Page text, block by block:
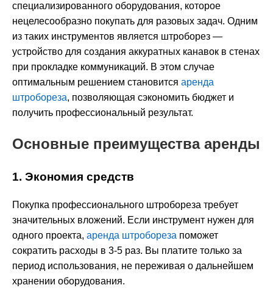
специализированного оборудования, которое
нецелесообразно покупать для разовых задач. Одним
из таких инструментов является штроборез —
устройство для создания аккуратных канавок в стенах
при прокладке коммуникаций. В этом случае
оптимальным решением становится аренда
штробореза, позволяющая сэкономить бюджет и
получить профессиональный результат.
Основные преимущества аренды
1. Экономия средств
Покупка профессионального штробореза требует
значительных вложений. Если инструмент нужен для
одного проекта, аренда штробореза поможет
сократить расходы в 3-5 раз. Вы платите только за
период использования, не переживая о дальнейшем
хранении оборудования.